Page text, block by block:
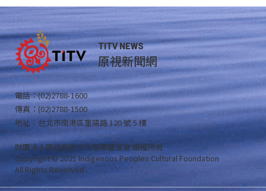
TITV NEWS
原視新聞網
電話：(02)2788-1600
傳真：(02)2788-1500
地址：台北市南港區重陽路 120 號 5 樓
財團法人原住民族文化事業基金會 版權所有
Copyright © 2021 Indigenous Peoples Cultural Foundation
All Rights Reserved .